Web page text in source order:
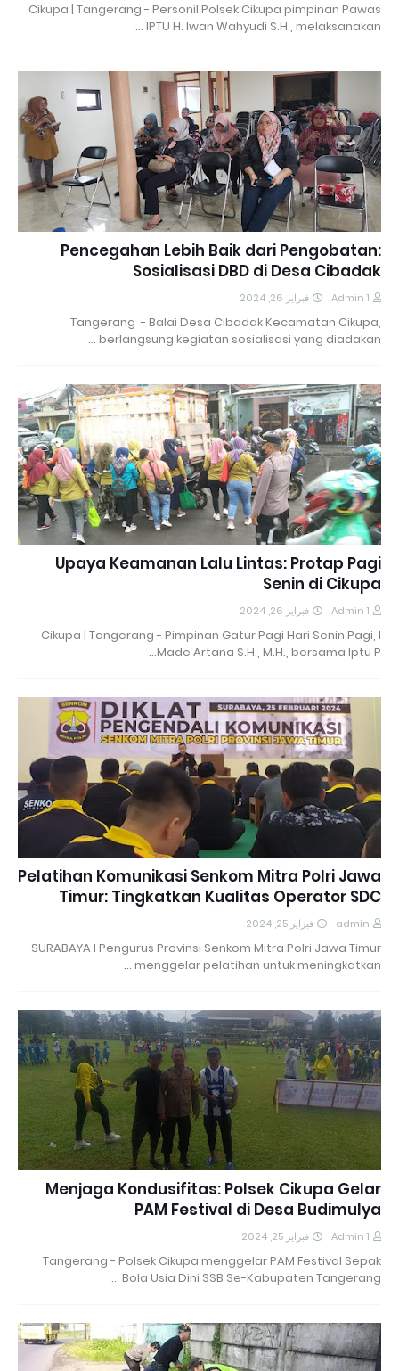
Cikupa | Tangerang - Personil Polsek Cikupa pimpinan Pawas
IPTU H. Iwan Wahyudi S.H., melaksanakan …
Pencegahan Lebih Baik dari Pengobatan:
Sosialisasi DBD di Desa Cibadak
Admin 1 فبراير 26, 2024
Tangerang - Balai Desa Cibadak Kecamatan Cikupa,
berlangsung kegiatan sosialisasi yang diadakan …
Upaya Keamanan Lalu Lintas: Protap Pagi
Senin di Cikupa
Admin 1 فبراير 26, 2024
Cikupa | Tangerang - Pimpinan Gatur Pagi Hari Senin Pagi, I
Made Artana S.H., M.H., bersama Iptu P…
Pelatihan Komunikasi Senkom Mitra Polri Jawa
Timur: Tingkatkan Kualitas Operator SDC
admin فبراير 25, 2024
SURABAYA I Pengurus Provinsi Senkom Mitra Polri Jawa Timur
menggelar pelatihan untuk meningkatkan …
Menjaga Kondusifitas: Polsek Cikupa Gelar
PAM Festival di Desa Budimulya
Admin 1 فبراير 25, 2024
Tangerang - Polsek Cikupa menggelar PAM Festival Sepak
Bola Usia Dini SSB Se-Kabupaten Tangerang …